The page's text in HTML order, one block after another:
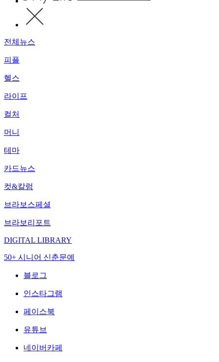
전체뉴스
피플
헬스
라이프
컬처
머니
테마
카드뉴스
컷&칼럼
브라보스페셜
브라보리포트
DIGITAL LIBRARY
50+ 시니어 신춘문예
블로그
인스타그램
페이스북
유튜브
네이버카페